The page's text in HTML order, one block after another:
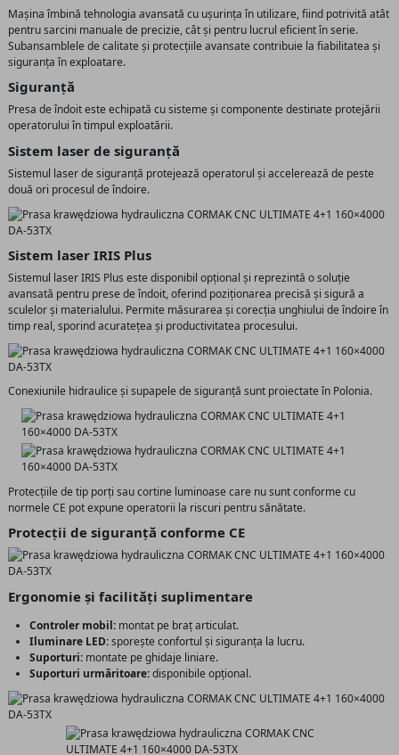
Mașina îmbină tehnologia avansată cu ușurința în utilizare, fiind potrivită atât
pentru sarcini manuale de precizie, cât și pentru lucrul eficient în serie.
Subansamblele de calitate și protecțiile avansate contribuie la fiabilitatea și
siguranța în exploatare.
Siguranță
Presa de îndoit este echipată cu sisteme și componente destinate protejării
operatorului în timpul exploatării.
Sistem laser de siguranță
Sistemul laser de siguranță protejează operatorul și accelerează de peste
două ori procesul de îndoire.
Sistem laser IRIS Plus
Sistemul laser IRIS Plus este disponibil opțional și reprezintă o soluție
avansată pentru prese de îndoit, oferind poziționarea precisă și sigură a
sculelor și materialului. Permite măsurarea și corecția unghiului de îndoire în
timp real, sporind acuratețea și productivitatea procesului.
Conexiunile hidraulice și supapele de siguranță sunt proiectate în Polonia.
Protecțiile de tip porți sau cortine luminoase care nu sunt conforme cu
normele CE pot expune operatorii la riscuri pentru sănătate.
Protecții de siguranță conforme CE
Ergonomie și facilități suplimentare
Controler mobil: montat pe braț articulat.
Iluminare LED:sporește confortul și siguranța la lucru.
Suporturi: montate pe ghidaje liniare.
Suporturi urmăritoare:disponibile opțional.